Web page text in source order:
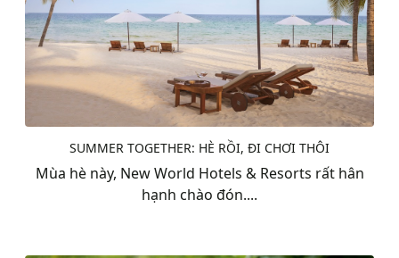
SUMMER TOGETHER: HÈ RỒI, ĐI CHƠI THÔI
Mùa hè này, New World Hotels & Resorts rất hân
hạnh chào đón....